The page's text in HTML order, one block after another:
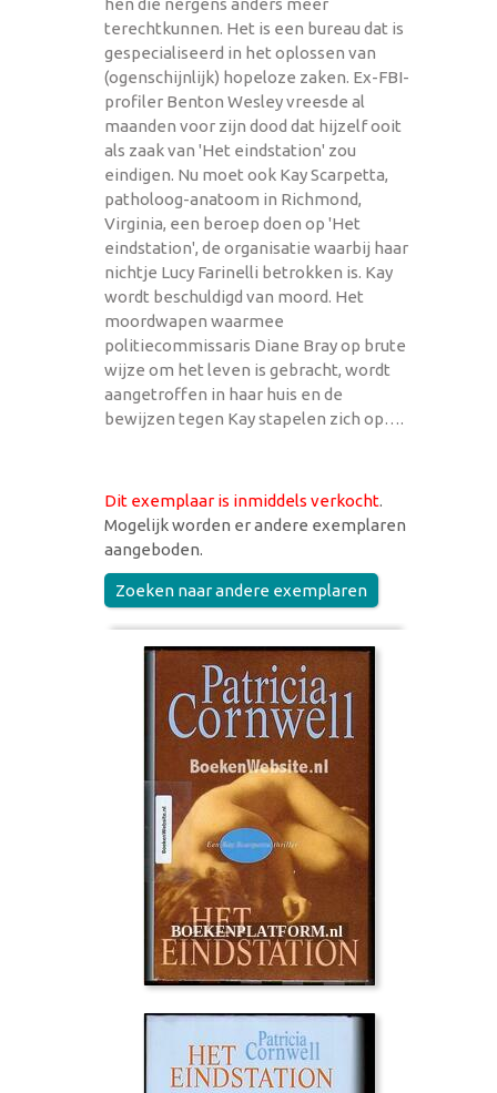
terechtkunnen. Het is een bureau dat is
gespecialiseerd in het oplossen van
(ogenschijnlijk) hopeloze zaken. Ex-FBI-
profiler Benton Wesley vreesde al
maanden voor zijn dood dat hijzelf ooit
als zaak van 'Het eindstation' zou
eindigen. Nu moet ook Kay Scarpetta,
patholoog-anatoom in Richmond,
Virginia, een beroep doen op 'Het
eindstation', de organisatie waarbij haar
nichtje Lucy Farinelli betrokken is. Kay
wordt beschuldigd van moord. Het
moordwapen waarmee
politiecommissaris Diane Bray op brute
wijze om het leven is gebracht, wordt
aangetroffen in haar huis en de
bewijzen tegen Kay stapelen zich op….
Dit exemplaar is inmiddels verkocht.
Mogelijk worden er andere exemplaren
aangeboden.
Zoeken naar andere exemplaren